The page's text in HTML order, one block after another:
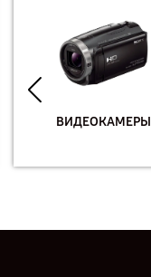
ВИДЕОКАМЕРЫ